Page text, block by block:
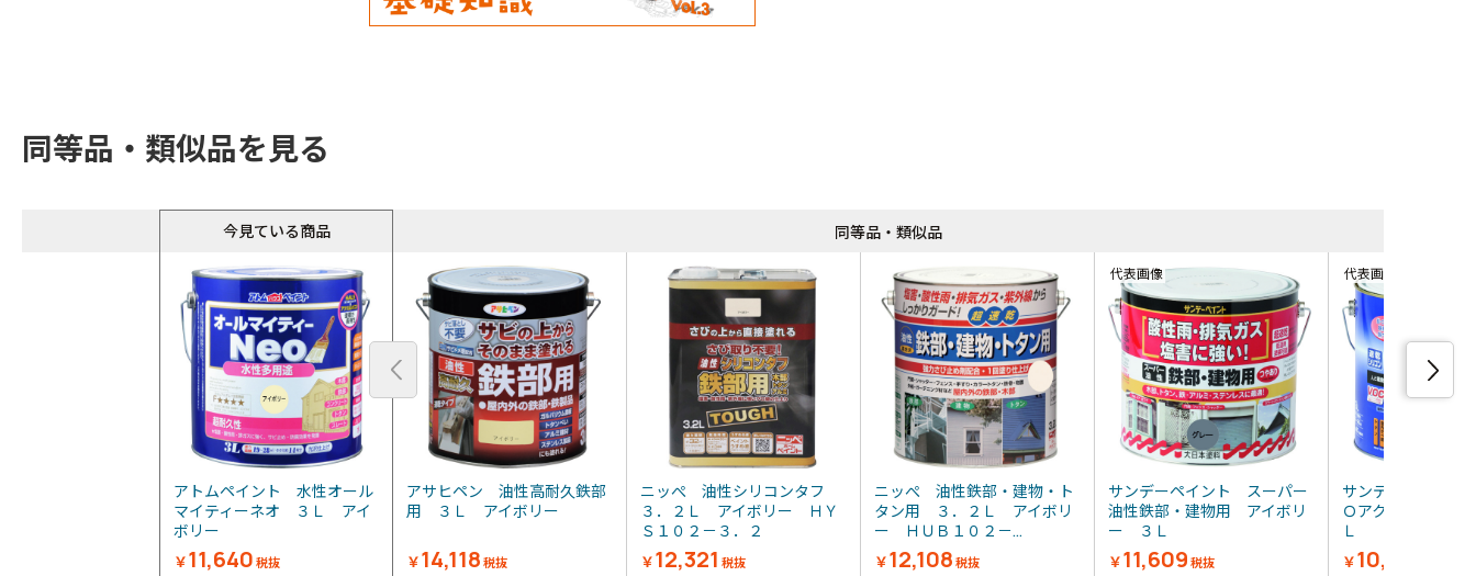
同等品・類似品を見る
今見ている商品
アトムペイント 水性オール
マイティーネオ ３Ｌ アイ
ボリー
￥11,640 税抜
アサヒペン 油性高耐久鉄部
用 ３Ｌ アイボリー
￥14,118 税抜
ニッぺ 油性シリコンタフ
３．２Ｌ アイボリー ＨＹ
Ｓ１０２－３．２
￥12,321 税抜
ニッぺ 油性鉄部・建物・ト
タン用 ３．２Ｌ アイボリ
ー ＨＵＢ１０２－...
￥12,108 税抜
代表画像
サンデーペイント スーパー
油性鉄部・建物用 アイボリ
ー ３Ｌ
￥11,609 税抜
代表画像
サンデーペイン
Ｏアクア アイボ
Ｌ
￥10,220
同等品・類似品